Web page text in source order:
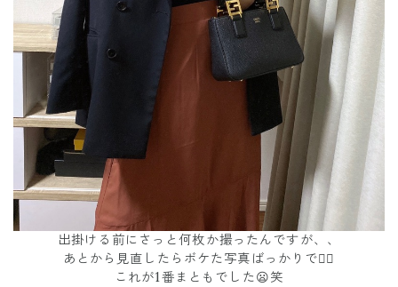
出掛ける前にさっと何枚か撮ったんですが、、
あとから見直したらボケた写真ばっかりで😮‍💨
これが1番まともでした😦笑